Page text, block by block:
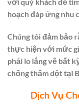
hoạch đáp ứng nhu
Chúng tôi đảm bảo
thực hiện với mức
phải lo lắng về bất
chống thấm dột tại
Dịch Vụ